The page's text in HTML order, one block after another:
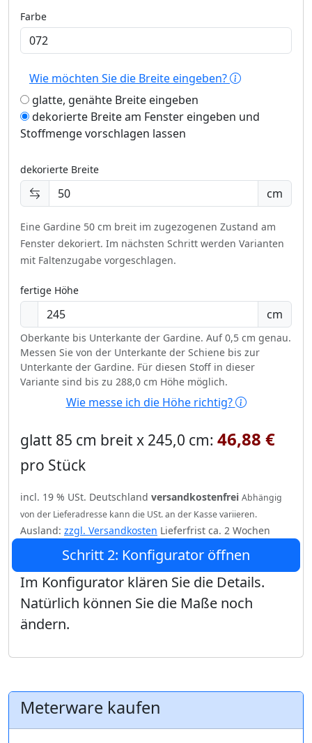
Farbe
Wie möchten Sie die Breite eingeben?
glatte, genähte Breite eingeben
dekorierte Breite am Fenster eingeben und
Stoffmenge vorschlagen lassen
dekorierte Breite
cm
Eine Gardine 50 cm breit im zugezogenen Zustand am
Fenster dekoriert. Im nächsten Schritt werden Varianten
mit Faltenzugabe vorgeschlagen.
fertige Höhe
cm
Oberkante bis Unterkante der Gardine. Auf 0,5 cm genau.
Messen Sie von der Unterkante der Schiene bis zur
Unterkante der Gardine. Für diesen Stoff in dieser
Variante sind bis zu 288,0 cm Höhe möglich.
Wie messe ich die Höhe richtig?
glatt 85 cm breit x 245,0 cm: 46,88 €
pro Stück
incl. 19 % USt. Deutschland versandkostenfrei Abhängig
von der Lieferadresse kann die USt. an der Kasse variieren.
Ausland: zzgl. Versandkosten Lieferfrist ca. 2 Wochen
Schritt 2: Konfigurator öffnen
Im Konfigurator klären Sie die Details.
Natürlich können Sie die Maße noch
ändern.
Meterware kaufen